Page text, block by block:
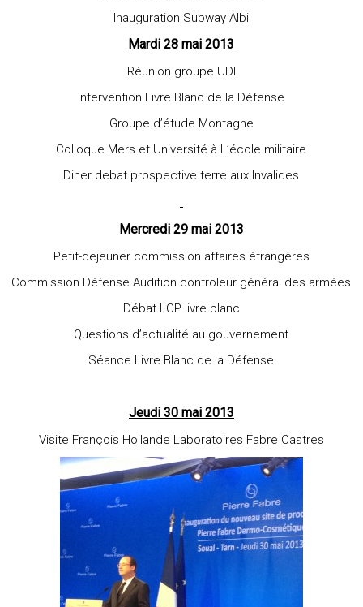
Inauguration Subway Albi
Mardi 28 mai 2013
Réunion groupe UDI
Intervention Livre Blanc de la Défense
Groupe d’étude Montagne
Colloque Mers et Université à L’école militaire
Diner debat prospective terre aux Invalides
Mercredi 29 mai 2013
Petit-dejeuner commission affaires étrangères
Commission Défense Audition controleur général des armées
Débat LCP livre blanc
Questions d’actualité au gouvernement
Séance Livre Blanc de la Défense
Jeudi 30 mai 2013
Visite François Hollande Laboratoires Fabre Castres